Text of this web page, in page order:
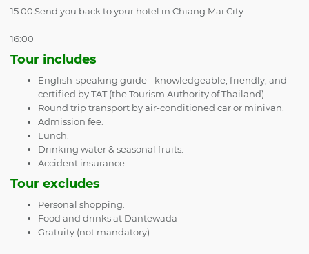
15:00
-
16:00
Send you back to your hotel in Chiang Mai City
Tour includes
English-speaking guide - knowledgeable, friendly, and
certified by TAT (the Tourism Authority of Thailand).
Round trip transport by air-conditioned car or minivan.
Admission fee.
Lunch.
Drinking water & seasonal fruits.
Accident insurance.
Tour excludes
Personal shopping.
Food and drinks at Dantewada
Gratuity (not mandatory)